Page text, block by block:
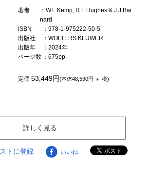
著者
：W.L.Kemp, R.L.Hughes & J.J.Bar
nard
ISBN
：978-1-975222-50-5
出版社
：WOLTERS KLUWER
出版年
：2024年
ページ数 ：675pp.
定価53,449円(本体48,590円 ＋ 税)
詳しく見る
トに登録 いいね